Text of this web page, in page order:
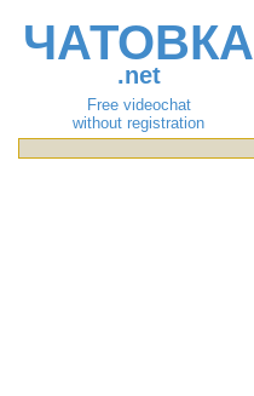
ЧАТОВКА
.net
Free videochat
without registration